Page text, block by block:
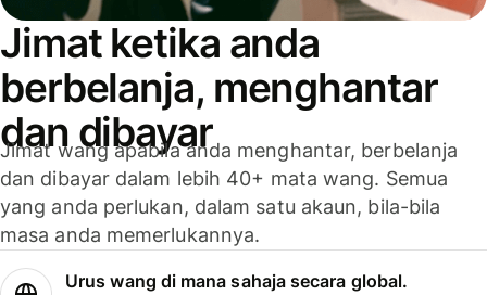
Jimat ketika anda
berbelanja, menghantar
dan dibayar
Jimat wang apabila anda menghantar, berbelanja
dan dibayar dalam lebih 40+ mata wang. Semua
yang anda perlukan, dalam satu akaun, bila-bila
masa anda memerlukannya.
Urus wang di mana sahaja secara global.